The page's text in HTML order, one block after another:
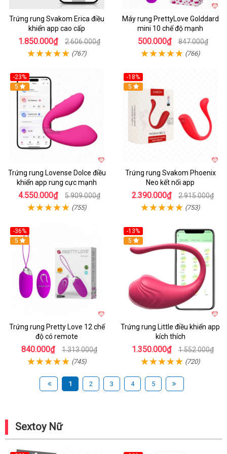
Trứng rung Svakom Erica điều
khiển app cao cấp
1.850.000₫ 2.606.000₫
(767)
Máy rung PrettyLove Golddard
mini 10 chế độ mạnh
500.000₫ 847.000₫
(766)
-23%
Hot
5
Trứng rung Lovense Dolce điều
khiển app rung cực mạnh
4.550.000₫ 5.909.000₫
(755)
-18%
Hot
5
Trứng rung Svakom Phoenix
Neo kết nối app
2.390.000₫ 2.915.000₫
(753)
-36%
5
Trứng rung Pretty Love 12 chế
độ có remote
840.000₫ 1.313.000₫
(745)
-13%
Hot
5
Trứng rung Little điều khiển app
kích thích
1.350.000₫ 1.552.000₫
(720)
1 2 3 4 5
Sextoy Nữ